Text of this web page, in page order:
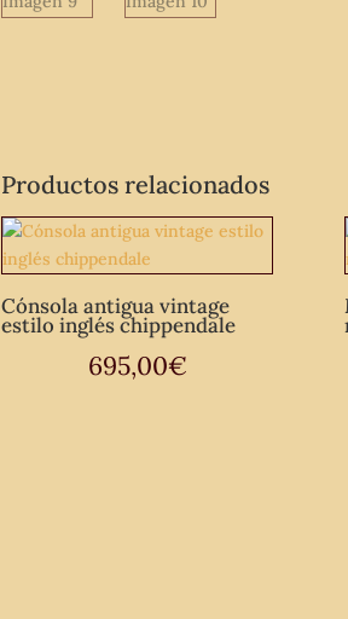
Productos relacionados
Cónsola antigua vintage
estilo inglés chippendale
695,00€